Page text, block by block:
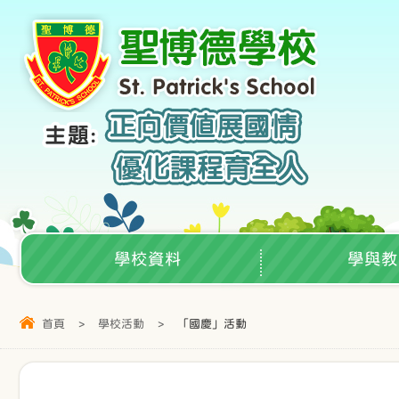
學校資料 學與教
首頁 > 學校活動 > 「國慶」活動